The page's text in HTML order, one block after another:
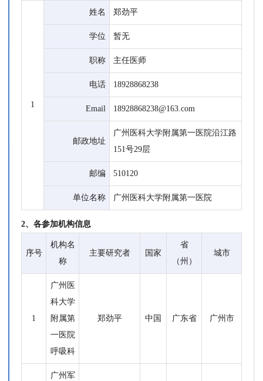
1
姓名 郑劲平
学位 暂无
职称 主任医师
电话 18928868238
Email 18928868238@163.com
邮政地址
广州医科大学附属第一医院沿江路
151号29层
邮编 510120
单位名称 广州医科大学附属第一医院
2、各参加机构信息
序号
机构名
称
主要研究者 国家
省
（州）
城市
1
广州医
科大学
附属第
一医院
呼吸科
郑劲平 中国 广东省 广州市
广州军